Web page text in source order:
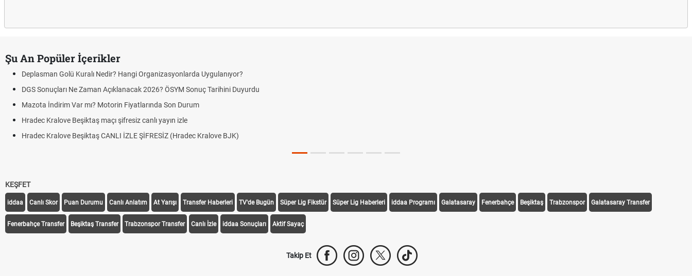
Şu An Popüler İçerikler
Deplasman Golü Kuralı Nedir? Hangi Organizasyonlarda Uygulanıyor?
DGS Sonuçları Ne Zaman Açıklanacak 2026? ÖSYM Sonuç Tarihini Duyurdu
Mazota İndirim Var mı? Motorin Fiyatlarında Son Durum
Hradec Kralove Beşiktaş maçı şifresiz canlı yayın izle
Hradec Kralove Beşiktaş CANLI İZLE ŞİFRESİZ (Hradec Kralove BJK)
KEŞFET
iddaa Canlı Skor Puan Durumu Canlı Anlatım At Yarışı Transfer Haberleri TV'de Bugün Süper Lig Fikstür Süper Lig Haberleri iddaa Programı Galatasaray Fenerbahçe Beşiktaş Trabzonspor Galatasaray Transfer
Fenerbahçe Transfer Beşiktaş Transfer Trabzonspor Transfer Canlı İzle iddaa Sonuçları Aktif Sayaç
Takip Et